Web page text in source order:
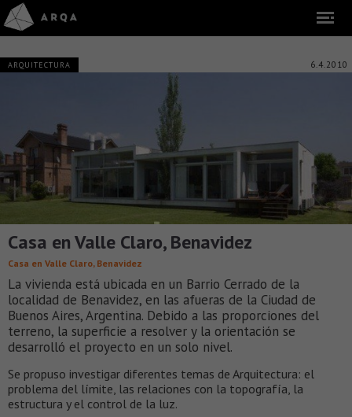
ARQUITECTURA 6.4.2010
Casa en Valle Claro, Benavidez
Casa en Valle Claro, Benavidez
La vivienda está ubicada en un Barrio Cerrado de la
localidad de Benavidez, en las afueras de la Ciudad de
Buenos Aires, Argentina. Debido a las proporciones del
terreno, la superficie a resolver y la orientación se
desarrolló el proyecto en un solo nivel.
Se propuso investigar diferentes temas de Arquitectura: el
problema del límite, las relaciones con la topografía, la
estructura y el control de la luz.